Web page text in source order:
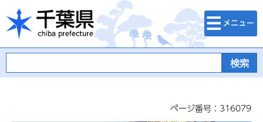
千葉県
検索・メニュ
ー
ページ番号：316079